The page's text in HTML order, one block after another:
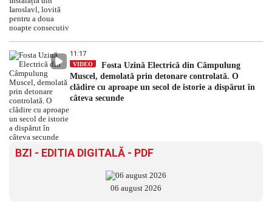
11:17
VIDEO
Fosta Uzină Electrică din Câmpulung
Muscel, demolată prin detonare controlată. O
clădire cu aproape un secol de istorie a dispărut în
câteva secunde
BZI - EDITIA DIGITALĂ - PDF
06 august 2026